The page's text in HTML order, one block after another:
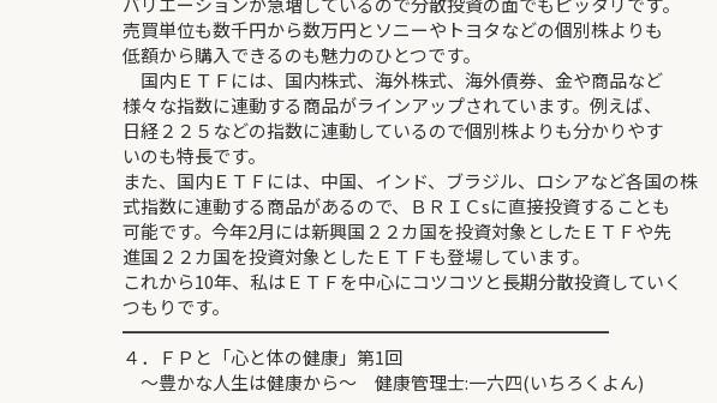
売買単位も数千円から数万円とソニーやトヨタなどの個別株よりも
低額から購入できるのも魅力のひとつです。
国内ＥＴＦには、国内株式、海外株式、海外債券、金や商品など
様々な指数に連動する商品がラインアップされています。例えば、
日経２２５などの指数に連動しているので個別株よりも分かりやす
いのも特長です。
また、国内ＥＴＦには、中国、インド、ブラジル、ロシアなど各国の株
式指数に連動する商品があるので、ＢＲＩＣsに直接投資することも
可能です。今年2月には新興国２２カ国を投資対象としたＥＴＦや先
進国２２カ国を投資対象としたＥＴＦも登場しています。
これから10年、私はＥＴＦを中心にコツコツと長期分散投資していく
つもりです。
━━━━━━━━━━━━━━━━━━━━━━━━━━━
４．ＦＰと「心と体の健康」第1回
～豊かな人生は健康から～ 健康管理士:一六四(いちろくよん)